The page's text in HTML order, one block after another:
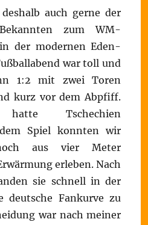
auch gerne der
zum WM-
der modernen Eden-
war toll und
1:2 mit zwei Toren
kurz vor dem Abpfiff.
hatte Tschechien
Spiel konnten wir
aus vier Meter
erleben. Nach
sie schnell in der
deutsche Fankurve zu
war nach meiner